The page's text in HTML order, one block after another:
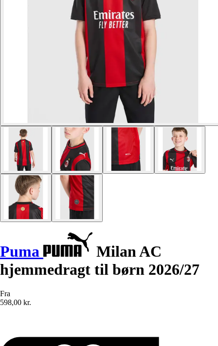
Puma
Milan AC
hjemmedragt til børn 2026/27
Fra
598,00 kr.